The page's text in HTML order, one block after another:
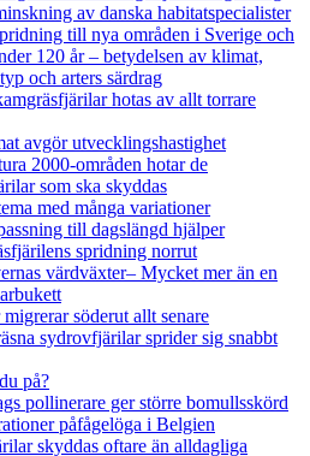
av danska habitatspecialister
till nya områden i Sverige och
120 år– betydelsen av klimat,
och arters särdrag
hotas av allt torrare
avgör utvecklingshastighet
2000-områden hotar de
som ska skyddas
med många variationer
till dagslängd hjälper
spridning norrut
värdväxter– Mycket mer än en
söderut allt senare
sydrovfjärilar sprider sig snabbt
på?
pollinerare ger större bomullsskörd
påfågelöga i Belgien
skyddas oftare än alldagliga